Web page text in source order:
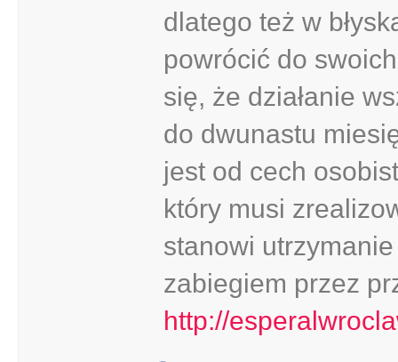
dlatego też w
powrócić do
się, że działanie
do dwunastu
jest od cech
który musi
stanowi
zabiegiem przez
http://